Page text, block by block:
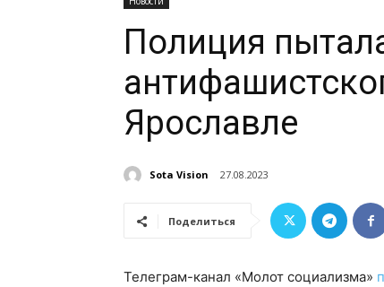
Полиция
Ярославле
Sota Vision 27.08.2023
Поделиться
Телеграм-канал «Молот социализма»